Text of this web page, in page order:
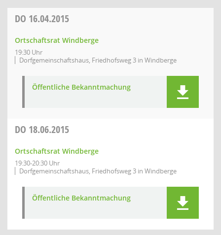
DO 16.04.2015
Ortschaftsrat Windberge
19:30 Uhr
Dorfgemeinschaftshaus, Friedhofsweg 3 in Windberge
Öffentliche Bekanntmachung
DO 18.06.2015
Ortschaftsrat Windberge
19:30-20:30 Uhr
Dorfgemeinschaftshaus, Friedhofsweg 3 in Windberge
Öffentliche Bekanntmachung